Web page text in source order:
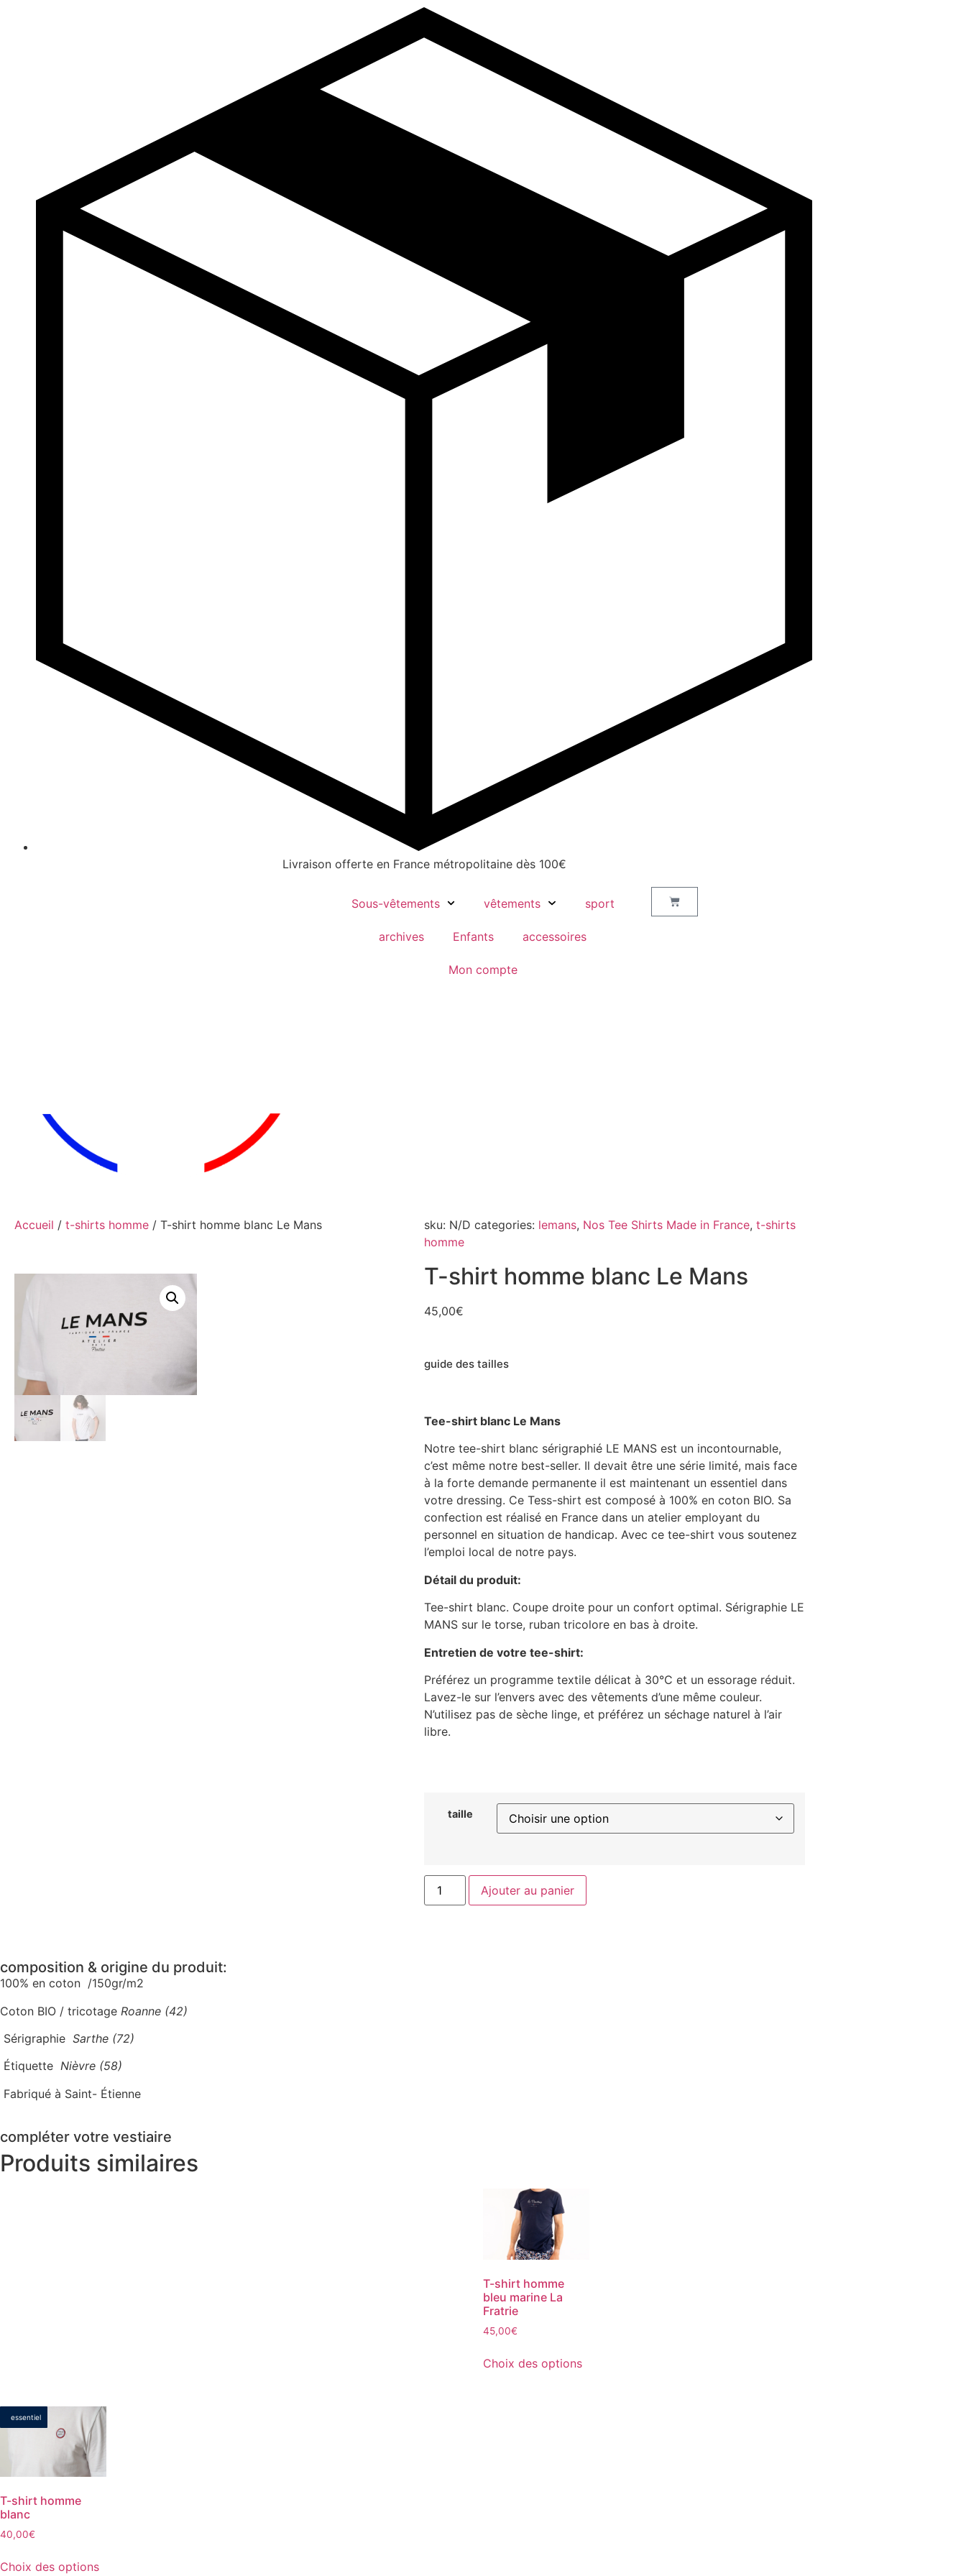
Livraison offerte en France métropolitaine dès 100€
Sous-vêtements vêtements sport
archives Enfants accessoires
Mon compte
Accueil / t-shirts homme / T-shirt homme blanc Le Mans sku: N/D categories: lemans, Nos Tee Shirts Made in France, t-shirts
homme
T-shirt homme blanc Le Mans
45,00€
guide des tailles
Tee-shirt blanc Le Mans
Notre tee-shirt blanc sérigraphié LE MANS est un incontournable,
c’est même notre best-seller. Il devait être une série limité, mais face
à la forte demande permanente il est maintenant un essentiel dans
votre dressing. Ce Tess-shirt est composé à 100% en coton BIO. Sa
confection est réalisé en France dans un atelier employant du
personnel en situation de handicap. Avec ce tee-shirt vous soutenez
l’emploi local de notre pays.
Détail du produit:
Tee-shirt blanc. Coupe droite pour un confort optimal. Sérigraphie LE
MANS sur le torse, ruban tricolore en bas à droite.
Entretien de votre tee-shirt:
Préférez un programme textile délicat à 30°C et un essorage réduit.
Lavez-le sur l’envers avec des vêtements d’une même couleur.
N’utilisez pas de sèche linge, et préférez un séchage naturel à l’air
libre.
taille
Ajouter au panier
composition & origine du produit:
100% en coton /150gr/m2
Coton BIO / tricotage Roanne (42)
Sérigraphie Sarthe (72)
Étiquette Nièvre (58)
Fabriqué à Saint- Étienne
compléter votre vestiaire
Produits similaires
T-shirt homme
bleu marine La
Fratrie
45,00€
Choix des options
T-shirt homme
blanc
40,00€
Choix des options
essentiel